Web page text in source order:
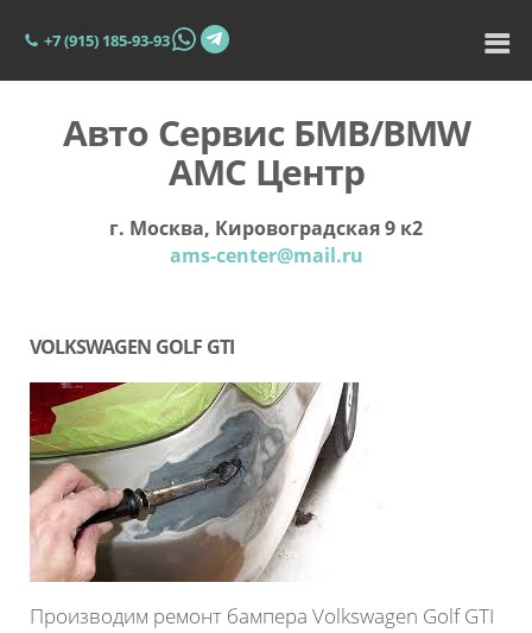
+7 (915) 185-93-93
Авто Сервис БМВ/BMW
АМС Центр
г. Москва, Кировоградская 9 к2
ams-center@mail.ru
VOLKSWAGEN GOLF GTI
Производим ремонт бампера Volkswagen Golf GTI